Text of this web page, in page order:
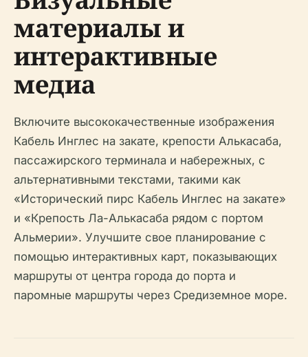
материалы и
интерактивные
медиа
Включите высококачественные изображения
Кабель Инглес на закате, крепости Алькасаба,
пассажирского терминала и набережных, с
альтернативными текстами, такими как
«Исторический пирс Кабель Инглес на закате»
и «Крепость Ла-Алькасаба рядом с портом
Альмерии». Улучшите свое планирование с
помощью интерактивных карт, показывающих
маршруты от центра города до порта и
паромные маршруты через Средиземное море.